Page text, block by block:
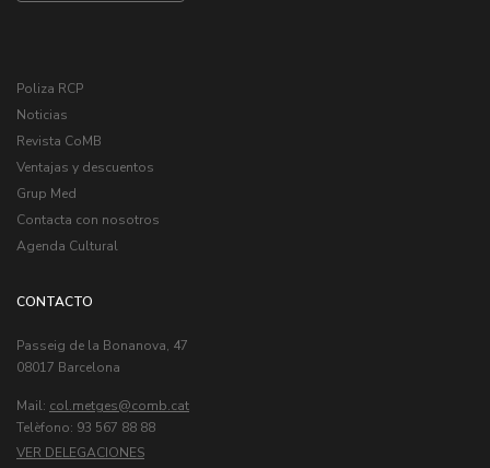
Poliza RCP
Noticias
Revista CoMB
Ventajas y descuentos
Grup Med
Contacta con nosotros
Agenda Cultural
CONTACTO
Passeig de la Bonanova, 47
08017 Barcelona
Mail: col.metges
Telèfono: 93 567 88 88
VER DELEGACIONES